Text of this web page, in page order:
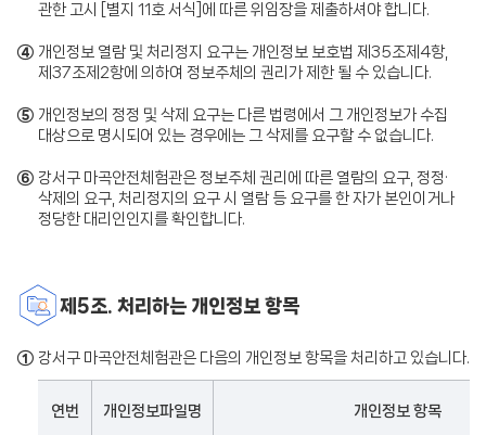
관한 고시 [별지 11호 서식]에 따른 위임장을 제출하셔야 합니다.
④ 개인정보 열람 및 처리정지 요구는 개인정보 보호법 제35조제4항,
제37조제2항에 의하여 정보주체의 권리가 제한 될 수 있습니다.
⑤ 개인정보의 정정 및 삭제 요구는 다른 법령에서 그 개인정보가 수집
대상으로 명시되어 있는 경우에는 그 삭제를 요구할 수 없습니다.
⑥ 강서구 마곡안전체험관은 정보주체 권리에 따른 열람의 요구, 정정·
삭제의 요구, 처리정지의 요구 시 열람 등 요구를 한 자가 본인이거나
정당한 대리인인지를 확인합니다.
제5조. 처리하는 개인정보 항목
① 강서구 마곡안전체험관은 다음의 개인정보 항목을 처리하고 있습니다.
연번 개인정보파일명 개인정보 항목